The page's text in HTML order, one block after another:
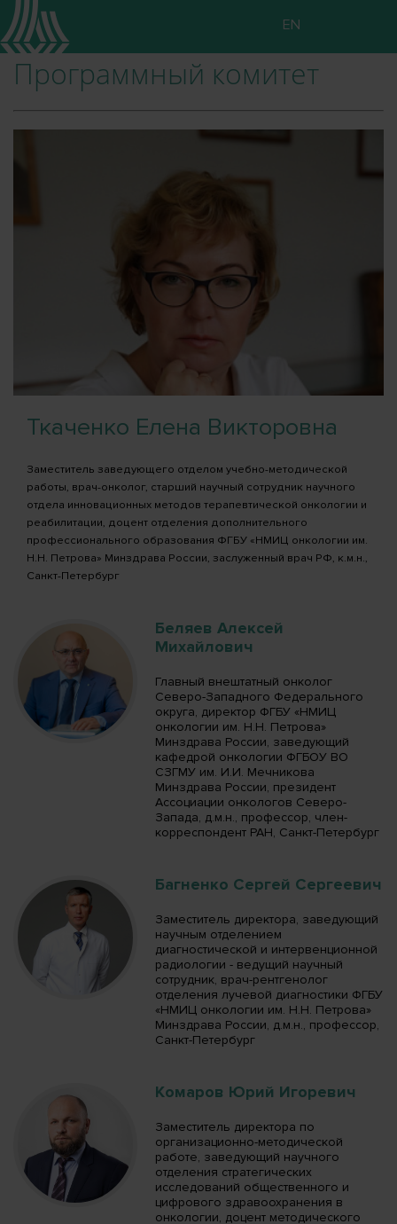
EN
Программный комитет
Ткаченко Елена Викторовна
Заместитель заведующего отделом учебно-методической
работы, врач-онколог, старший научный сотрудник научного
отдела инновационных методов терапевтической онкологии и
реабилитации, доцент отделения дополнительного
профессионального образования ФГБУ «НМИЦ онкологии им.
Н.Н. Петрова» Минздрава России, заслуженный врач РФ, к.м.н.,
Санкт-Петербург
Беляев Алексей
Михайлович
Главный внештатный онколог
Северо-Западного Федерального
округа, директор ФГБУ «НМИЦ
онкологии им. Н.Н. Петрова»
Минздрава России, заведующий
кафедрой онкологии ФГБОУ ВО
СЗГМУ им. И.И. Мечникова
Минздрава России, президент
Ассоциации онкологов Северо-
Запада, д.м.н., профессор, член-
корреспондент РАН, Санкт-Петербург
Багненко Сергей Сергеевич
Заместитель директора, заведующий
научным отделением
диагностической и интервенционной
радиологии - ведущий научный
сотрудник, врач-рентгенолог
отделения лучевой диагностики ФГБУ
«НМИЦ онкологии им. Н.Н. Петрова»
Минздрава России, д.м.н., профессор,
Санкт-Петербург
Комаров Юрий Игоревич
Заместитель директора по
организационно-методической
работе, заведующий научного
отделения стратегических
исследований общественного и
цифрового здравоохранения в
онкологии, доцент методического